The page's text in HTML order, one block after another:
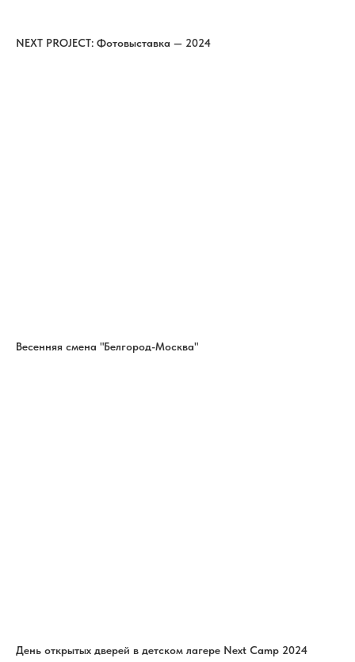
NEXT PROJECT: Фотовыставка — 2024
Весенняя смена "Белгород-Москва"
День открытых дверей в детском лагере Next Camp 2024